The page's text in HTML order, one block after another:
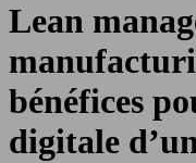
Lean
bénéfices
digitale